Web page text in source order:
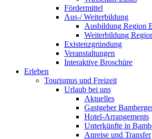
Fördermittel
Aus-/ Weiterbildung
Ausbildung Region
Weiterbildung
Existenzgründung
Veranstaltungen
Interaktive Broschüre
Erleben
Tourismus und Freizeit
Urlaub bei uns
Aktuelles
Gastgeber
Hotel-Arrangements
Unterkünfte in
Anreise und Transfer